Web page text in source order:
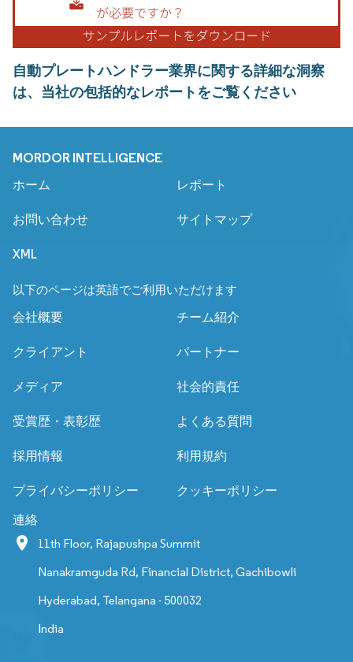
自動プレートハンドラー業界に関する詳細な洞察
は、当社の包括的なレポートをご覧ください
MORDOR INTELLIGENCE
ホーム レポート
お問い合わせ サイトマップ
XML
以下のページは英語でご利用いただけます
会社概要 チーム紹介
クライアント パートナー
メディア 社会的責任
受賞歴・表彰歴 よくある質問
採用情報 利用規約
プライバシーポリシー クッキーポリシー
連絡
11th Floor, Rajapushpa Summit
Nanakramguda Rd, Financial District, Gachibowli
Hyderabad, Telangana - 500032
India